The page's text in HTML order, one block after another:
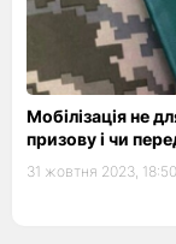
Мобілізація не
призову і чи
31 жовтня 2023, 18:50